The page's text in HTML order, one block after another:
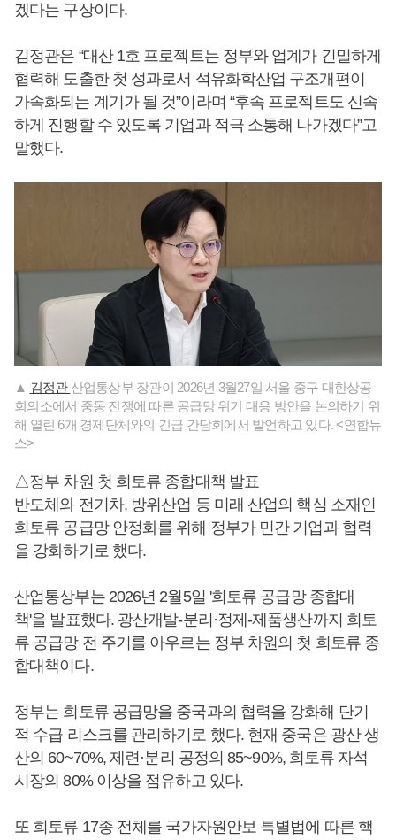
겠다는 구상이다.
김정관은 “대산 1호 프로젝트는 정부와 업계가 긴밀하게
협력해 도출한 첫 성과로서 석유화학산업 구조개편이
가속화되는 계기가 될 것”이라며 “후속 프로젝트도 신속
하게 진행할 수 있도록 기업과 적극 소통해 나가겠다”고
말했다.
▲ 김정관 산업통상부 장관이 2026년 3월27일 서울 중구 대한상공
회의소에서 중동 전쟁에 따른 공급망 위기 대응 방안을 논의하기 위
해 열린 6개 경제단체와의 긴급 간담회에서 발언하고 있다. <연합뉴
스>
△정부 차원 첫 희토류 종합대책 발표
반도체와 전기차, 방위산업 등 미래 산업의 핵심 소재인
희토류 공급망 안정화를 위해 정부가 민간 기업과 협력
을 강화하기로 했다.
산업통상부는 2026년 2월5일 '희토류 공급망 종합대
책'을 발표했다. 광산개발-분리·정제-제품생산까지 희토
류 공급망 전 주기를 아우르는 정부 차원의 첫 희토류 종
합대책이다.
정부는 희토류 공급망을 중국과의 협력을 강화해 단기
적 수급 리스크를 관리하기로 했다. 현재 중국은 광산 생
산의 60~70%, 제련·분리 공정의 85~90%, 희토류 자석
시장의 80% 이상을 점유하고 있다.
또 희토류 17종 전체를 국가자원안보 특별법에 따른 핵